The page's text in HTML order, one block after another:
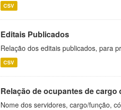
CSV
Editais Publicados
Relação dos editais publicados, para
CSV
Relação de ocupantes de cargo
Nome dos servidores, cargo/função,